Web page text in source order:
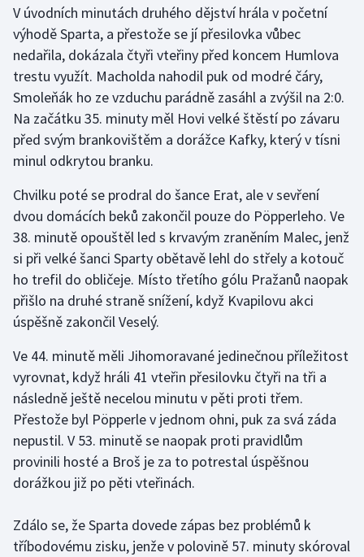
Moderní pětiboj
Motorsport
Olympijské hry
Parasport
Plavání
Plážový volejbal
Ragby
Rychlobruslení
Short track
Sportovní střelba
Stolní tenis
Veslování
V úvodních minutách druhého dějství hrála v početní
výhodě Sparta, a přestože se jí přesilovka vůbec
nedařila, dokázala čtyři vteřiny před koncem Humlova
trestu využít. Macholda nahodil puk od modré čáry,
Smoleňák ho ze vzduchu parádně zasáhl a zvýšil na 2:0.
Na začátku 35. minuty měl Hovi velké štěstí po závaru
před svým brankovištěm a dorážce Kafky, který v tísni
minul odkrytou branku.
Chvilku poté se prodral do šance Erat, ale v sevření
dvou domácích beků zakončil pouze do Pöpperleho. Ve
38. minutě opouštěl led s krvavým zraněním Malec, jenž
si při velké šanci Sparty obětavě lehl do střely a kotouč
ho trefil do obličeje. Místo třetího gólu Pražanů naopak
přišlo na druhé straně snížení, když Kvapilovu akci
úspěšně zakončil Veselý.
Ve 44. minutě měli Jihomoravané jedinečnou příležitost
vyrovnat, když hráli 41 vteřin přesilovku čtyři na tři a
následně ještě necelou minutu v pěti proti třem.
Přestože byl Pöpperle v jednom ohni, puk za svá záda
nepustil. V 53. minutě se naopak proti pravidlům
provinili hosté a Broš je za to potrestal úspěšnou
dorážkou již po pěti vteřinách.
Zdálo se, že Sparta dovede zápas bez problémů k
tříbodovému zisku, jenže v polovině 57. minuty skóroval